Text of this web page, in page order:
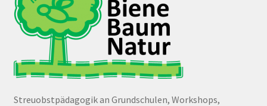
Streuobstpädagogik an Grundschulen, Workshops,